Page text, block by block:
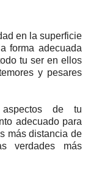
en la superficie
forma adecuada
tu ser en ellos
y pesares
de tu
adecuado para
más distancia de
verdades más